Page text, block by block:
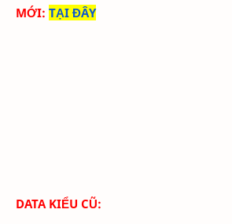
MỚI: TẠI ĐÂY
DATA KIỂU CŨ: